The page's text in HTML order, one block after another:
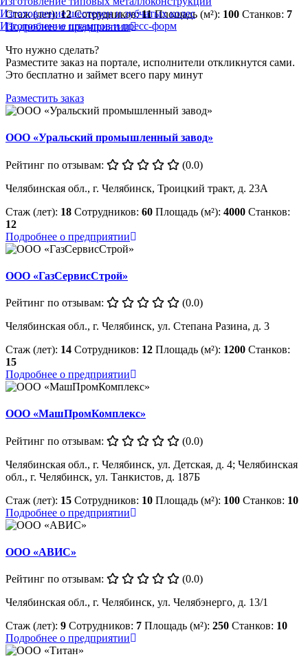
Изготовление шестерен и зубчатых колес
Изготовление штампов и пресс-форм
Стаж (лет):12 Сотрудников:11 Площадь (м²): 100 Станков: 7
Подробнее о предприятии
Что нужно сделать?
Разместите заказ на портале, исполнители откликнутся сами.
Это бесплатно и займет всего пару минут
Разместить заказ
ООО «Уральский промышленный завод»
Рейтинг по отзывам:
(0.0)
Челябинская обл., г. Челябинск, Троицкий тракт, д. 23А
Стаж (лет): 18 Сотрудников: 60 Площадь (м²): 4000 Станков:
12
Подробнее о предприятии
ООО «ГазСервисСтрой»
Рейтинг по отзывам:
(0.0)
Челябинская обл., г. Челябинск, ул. Степана Разина, д. 3
Стаж (лет): 14 Сотрудников: 12 Площадь (м²): 1200 Станков:
15
Подробнее о предприятии
ООО «МашПромКомплекс»
Рейтинг по отзывам:
(0.0)
Челябинская обл., г. Челябинск, ул. Детская, д. 4; Челябинская
обл., г. Челябинск, ул. Танкистов, д. 187Б
Стаж (лет): 15 Сотрудников: 10 Площадь (м²): 100 Станков: 10
Подробнее о предприятии
ООО «АВИС»
Рейтинг по отзывам:
(0.0)
Челябинская обл., г. Челябинск, ул. Челябэнерго, д. 13/1
Стаж (лет): 9 Сотрудников: 7 Площадь (м²): 250 Станков: 10
Подробнее о предприятии